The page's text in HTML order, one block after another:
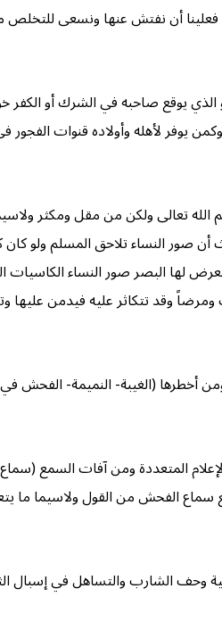
فعلينا أن نفتش عنها ونسعى
يوقع صاحبه في الشرك أو
يوفر لأهله وأولاده قنوات
الله تعالى ولكن من مقل ومكثر
النساء تلاحق المسلم ولو كان
لها البصر صور النساء
وقد تتكاثر عليه فيدمن عليها
أخطرها (الغيبة- النميمة-
المتعددة ومن آفات السمع
سماع الفحش من القول ولاسيما
وحف الشارب والتساهل في إسبال